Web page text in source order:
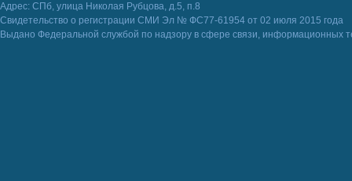
Адрес: СПб, улица Николая Рубцова, д.5, п.8
Свидетельство о регистрации СМИ Эл № ФС77-61954 от 02 июля 2015 года
Выдано Федеральной службой по надзору в сфере связи, информационных